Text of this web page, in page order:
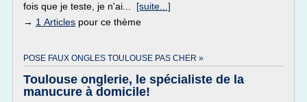
fois que je teste, je n'ai... [suite...]
→ 1 Articles pour ce thème
POSE FAUX ONGLES TOULOUSE PAS CHER »
Toulouse onglerie, le spécialiste de la
manucure à domicile!